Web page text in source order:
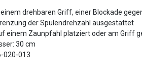
drehbaren Griff, einer Blockade
der Spulendrehzahl ausgestattet
einem Zaunpfahl platziert oder am Griff
30 cm
020-013